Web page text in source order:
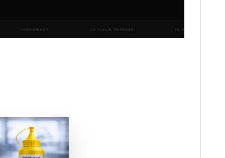
DOLUMTURK.COM TONERMAX® 28 YILLIK